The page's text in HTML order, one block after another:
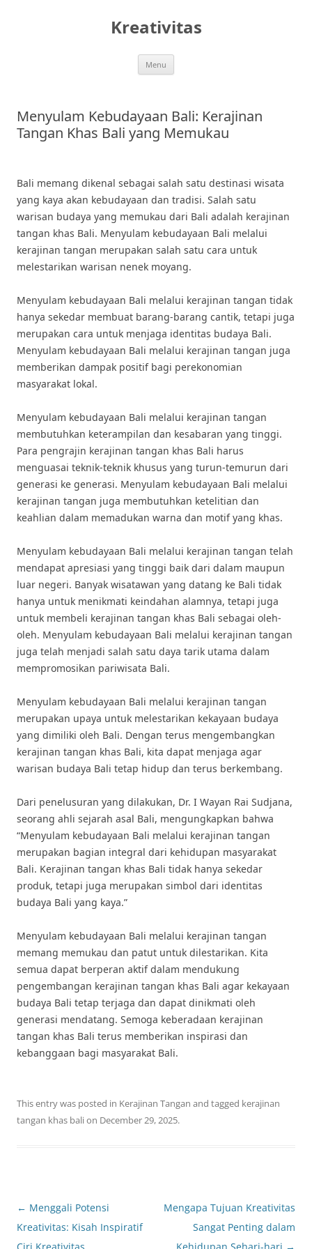
Kreativitas
Menu
Menyulam Kebudayaan Bali: Kerajinan
Tangan Khas Bali yang Memukau
Bali memang dikenal sebagai salah satu destinasi wisata
yang kaya akan kebudayaan dan tradisi. Salah satu
warisan budaya yang memukau dari Bali adalah kerajinan
tangan khas Bali. Menyulam kebudayaan Bali melalui
kerajinan tangan merupakan salah satu cara untuk
melestarikan warisan nenek moyang.
Menyulam kebudayaan Bali melalui kerajinan tangan tidak
hanya sekedar membuat barang-barang cantik, tetapi juga
merupakan cara untuk menjaga identitas budaya Bali.
Menyulam kebudayaan Bali melalui kerajinan tangan juga
memberikan dampak positif bagi perekonomian
masyarakat lokal.
Menyulam kebudayaan Bali melalui kerajinan tangan
membutuhkan keterampilan dan kesabaran yang tinggi.
Para pengrajin kerajinan tangan khas Bali harus
menguasai teknik-teknik khusus yang turun-temurun dari
generasi ke generasi. Menyulam kebudayaan Bali melalui
kerajinan tangan juga membutuhkan ketelitian dan
keahlian dalam memadukan warna dan motif yang khas.
Menyulam kebudayaan Bali melalui kerajinan tangan telah
mendapat apresiasi yang tinggi baik dari dalam maupun
luar negeri. Banyak wisatawan yang datang ke Bali tidak
hanya untuk menikmati keindahan alamnya, tetapi juga
untuk membeli kerajinan tangan khas Bali sebagai oleh-
oleh. Menyulam kebudayaan Bali melalui kerajinan tangan
juga telah menjadi salah satu daya tarik utama dalam
mempromosikan pariwisata Bali.
Menyulam kebudayaan Bali melalui kerajinan tangan
merupakan upaya untuk melestarikan kekayaan budaya
yang dimiliki oleh Bali. Dengan terus mengembangkan
kerajinan tangan khas Bali, kita dapat menjaga agar
warisan budaya Bali tetap hidup dan terus berkembang.
Dari penelusuran yang dilakukan, Dr. I Wayan Rai Sudjana,
seorang ahli sejarah asal Bali, mengungkapkan bahwa
“Menyulam kebudayaan Bali melalui kerajinan tangan
merupakan bagian integral dari kehidupan masyarakat
Bali. Kerajinan tangan khas Bali tidak hanya sekedar
produk, tetapi juga merupakan simbol dari identitas
budaya Bali yang kaya.”
Menyulam kebudayaan Bali melalui kerajinan tangan
memang memukau dan patut untuk dilestarikan. Kita
semua dapat berperan aktif dalam mendukung
pengembangan kerajinan tangan khas Bali agar kekayaan
budaya Bali tetap terjaga dan dapat dinikmati oleh
generasi mendatang. Semoga keberadaan kerajinan
tangan khas Bali terus memberikan inspirasi dan
kebanggaan bagi masyarakat Bali.
This entry was posted in Kerajinan Tangan and tagged kerajinan
tangan khas balion December 29, 2025.
Post
navigation
← Menggali Potensi
Kreativitas: Kisah Inspiratif
Mengapa Tujuan Kreativitas
Sangat Penting dalam